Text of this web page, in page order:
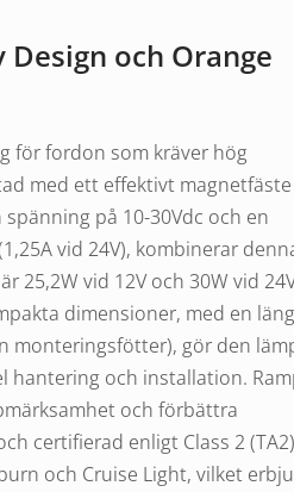
och Orange
för fordon som kräver hög
med ett effektivt
på 10-30Vdc och en
vid 24V), kombinerar
25,2W vid 12V och 30W vid
dimensioner, med en
monteringsfötter), gör den
hantering och installation.
och förbättra
certifierad enligt Class 2
och Cruise Light, vilket